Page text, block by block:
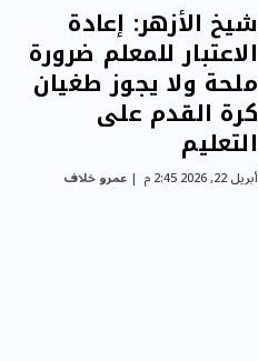
شيخ الأزهر: إعادة
الاعتبار للمعلم ضرورة
ملحة ولا يجوز طغيان
كرة القدم على
التعليم
أبريل 22, 2026 2:45 م عمرو خلاف